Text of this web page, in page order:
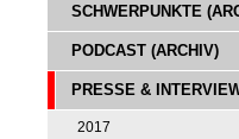
SCHWERPUNKTE
PODCAST (ARCHIV)
PRESSE &
2017